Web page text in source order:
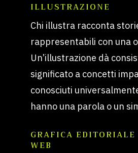
ILLUSTRAZIONE
Chi illustra racconta
rappresentabili con una
Un’illustrazione dà
significato a concetti
conosciuti
hanno una parola o un
GRAFICA
WEB